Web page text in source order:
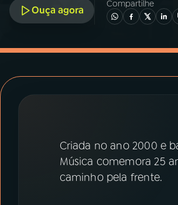
05PODCASTS
PRÊMIO RÁDIO MEC
ACOMPANHE A RÁDIO MEC
Ouça agora
Compartilhe
Criada no ano 2000 e
Música comemora 25
caminho pela frente.